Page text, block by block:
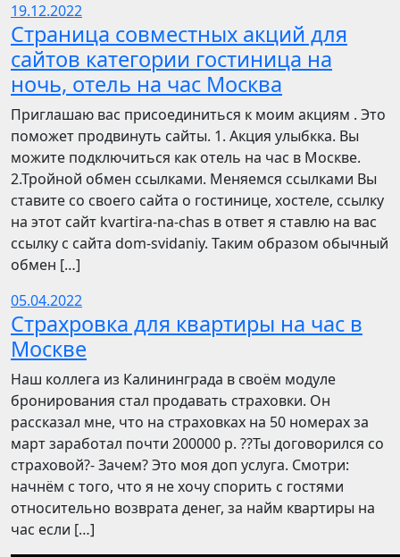
19.12.2022
Страница совместных акций для
сайтов категории гостиница на
ночь, отель на час Москва
Приглашаю вас присоединиться к моим акциям . Это
поможет продвинуть сайты. 1. Акция улыбкка. Вы
можите подключиться как отель на час в Москве.
2.Тройной обмен ссылками. Меняемся ссылками Вы
ставите со своего сайта о гостинице, хостеле, ссылку
на этот сайт kvartira-na-chas в ответ я ставлю на вас
ссылку с сайта dom-svidaniy. Таким образом обычный
обмен […]
05.04.2022
Страхровка для квартиры на час в
Москве
Наш коллега из Калининграда в своём модуле
бронирования стал продавать страховки. Он
рассказал мне, что на страховках на 50 номерах за
март заработал почти 200000 р. ??Ты договорился со
страховой?- Зачем? Это моя доп услуга. Смотри:
начнём с того, что я не хочу спорить с гостями
относительно возврата денег, за найм квартиры на
час если […]